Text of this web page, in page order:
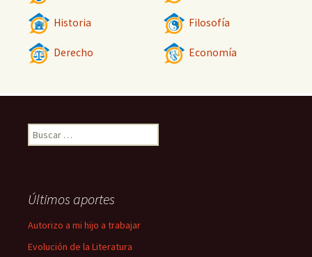
Historia Filosofía
Derecho Economía
Buscar:
Últimos aportes
Autorizo a mi hijo a trabajar
Evolución de la Literatura